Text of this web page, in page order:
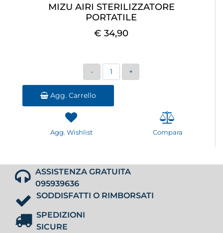
MIZU AIRI STERILIZZATORE
PORTATILE
€ 34,90
Quantità
Agg. Carrello
Agg. Wishlist Compara
ASSISTENZA GRATUITA
095939636
SODDISFATTI O RIMBORSATI
SPEDIZIONI
SICURE